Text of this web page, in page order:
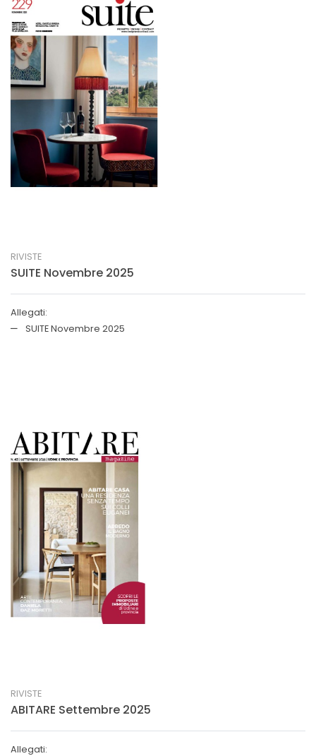
RIVISTE
SUITE Novembre 2025
Allegati:
SUITE Novembre 2025
RIVISTE
ABITARE Settembre 2025
Allegati: